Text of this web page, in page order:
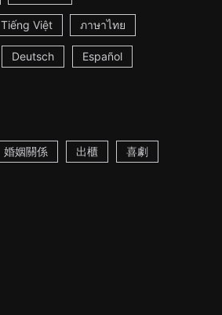
Tiếng Việt ภาษาไทย
Deutsch Español
婚姻關係 出櫃 喜劇